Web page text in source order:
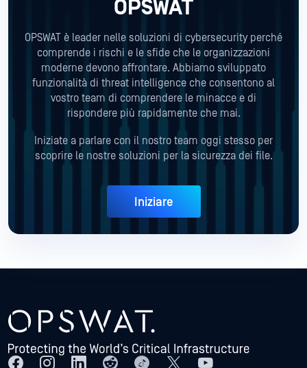
OPSWAT
OPSWAT è leader nelle soluzioni di cybersecurity perché
comprende i rischi e le sfide che le organizzazioni
moderne devono affrontare. Abbiamo sviluppato
funzionalità di threat intelligence che consentono al
vostro team di comprendere le minacce e di
rispondere più rapidamente che mai.
Iniziate a parlare con il nostro team oggi stesso per
scoprire le nostre soluzioni per la sicurezza dei file.
Iniziare